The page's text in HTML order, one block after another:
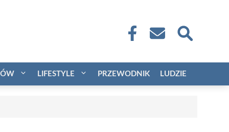
LIFESTYLE PRZEWODNIK LUDZIE